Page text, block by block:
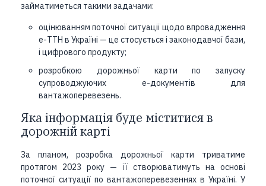
займатиметься такими задачами:
оцінюванням поточної ситуації щодо впровадження
е-ТТН в Україні — це стосується і законодавчої бази,
і цифрового продукту;
розробкою дорожньої карти по запуску
супроводжуючих е-документів для
вантажоперевезень.
Яка інформація буде міститися в
дорожній карті
За планом, розробка дорожньої карти триватиме
протягом 2023 року — її створюватимуть на основі
поточної ситуації по вантажоперевезеннях в Україні. У